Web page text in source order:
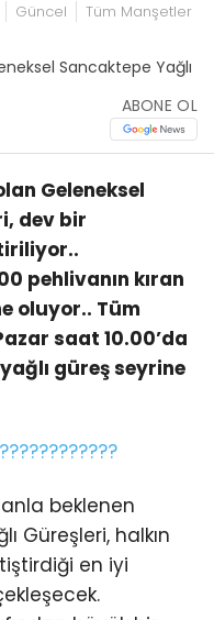
Güncel Tüm Manşetler
ABONE OL
Geleneksel
dev bir
pehlivanın kıran
oluyor.. Tüm
saat 10.00’da
yağlı güreş seyrine
beklenen
Güreşleri, halkın
en iyi